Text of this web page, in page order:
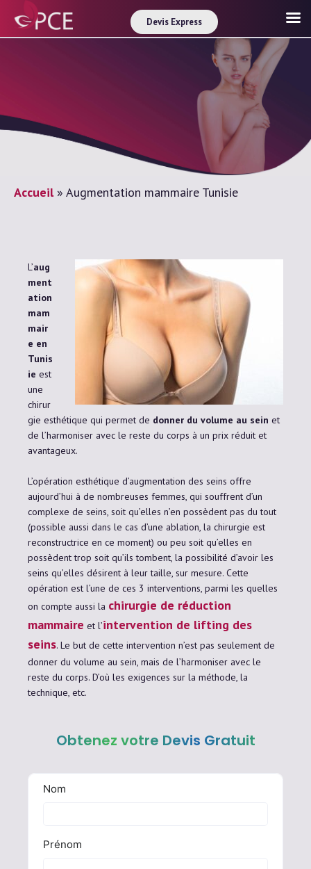
Accueil» Augmentation mammaire Tunisie
L’aug
ment
ation
mam
mair
e en
Tunis
ie est
une
chirur
gie esthétique qui permet de donner du volume au sein et
de l’harmoniser avec le reste du corps à un prix réduit et
avantageux.
L’opération esthétique d’augmentation des seins offre
aujourd’hui à de nombreuses femmes, qui souffrent d’un
complexe de seins, soit qu’elles n’en possèdent pas du tout
(possible aussi dans le cas d’une ablation, la chirurgie est
reconstructrice en ce moment) ou peu soit qu’elles en
possèdent trop soit qu’ils tombent, la possibilité d’avoir les
seins qu’elles désirent à leur taille, sur mesure. Cette
opération est l’une de ces 3 interventions, parmi les quelles
on compte aussi la chirurgie de réduction
mammaire et l’intervention de lifting des
seins. Le but de cette intervention n’est pas seulement de
donner du volume au sein, mais de l’harmoniser avec le
reste du corps. D’où les exigences sur la méthode, la
technique, etc.
Obtenez votre Devis Gratuit
Devis Express